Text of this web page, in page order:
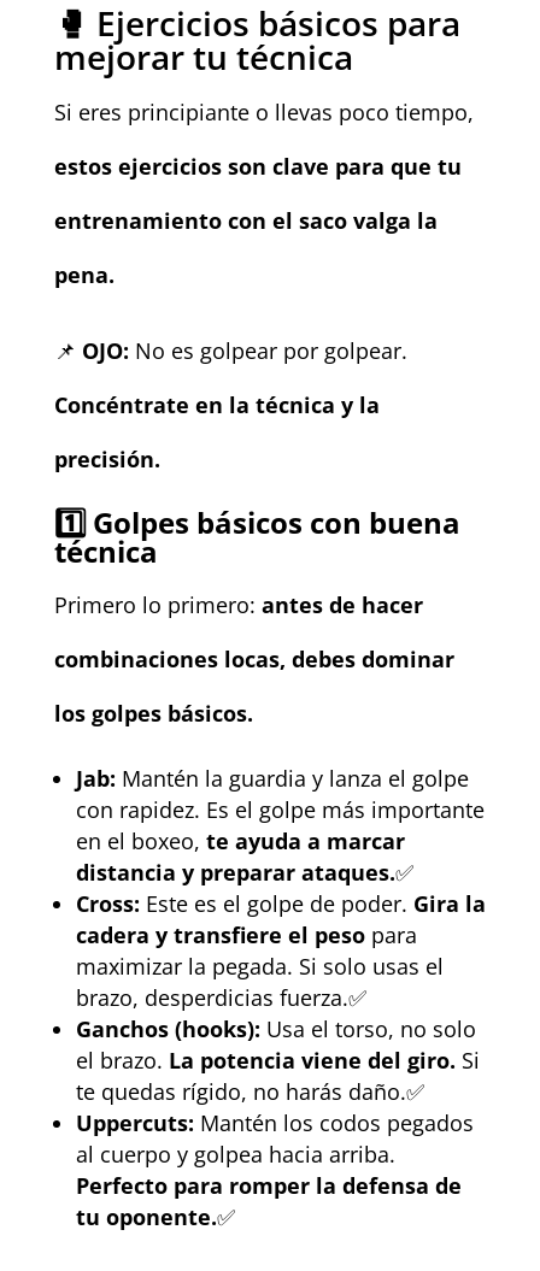
🥊 Ejercicios básicos para
mejorar tu técnica
Si eres principiante o llevas poco tiempo,
estos ejercicios son clave para que tu
entrenamiento con el saco valga la
pena.
📌 OJO: No es golpear por golpear.
Concéntrate en la técnica y la
precisión.
1️⃣Golpes básicos con buena
técnica
Primero lo primero: antes de hacer
combinaciones locas, debes dominar
los golpes básicos.
Jab: Mantén la guardia y lanza el golpe
con rapidez. Es el golpe más importante
en el boxeo, te ayuda a marcar
distancia y preparar ataques.✅
Cross: Este es el golpe de poder. Gira la
cadera y transfiere el pesopara
maximizar la pegada. Si solo usas el
brazo, desperdicias fuerza.✅
Ganchos (hooks): Usa el torso, no solo
el brazo. La potencia viene del giro. Si
te quedas rígido, no harás daño.✅
Uppercuts: Mantén los codos pegados
al cuerpo y golpea hacia arriba.
Perfecto para romper la defensa de
tu oponente.✅